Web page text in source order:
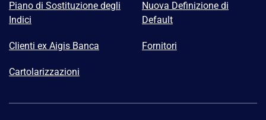
Piano di Sostituzione degli
Indici
Nuova Definizione di
Default
Clienti ex Aigis Banca Fornitori
Cartolarizzazioni